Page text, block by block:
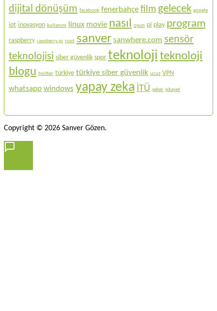
dijital dönüşüm facebook fenerbahçe film gelecek google
iot i̇novasyon kullanım linux movie nasıl oyun pi play program
raspberry raspberry pi root sanver sanwhere.com sensör
teknolojisi siber güvenlik spor teknoloji teknoloji
blogu twitter türkiye türkiye siber güvenlik ucuz VPN
whatsapp windows yapay zeka İTÜ şeker şikayet
Copyright © 2026 Sanver Gözen.